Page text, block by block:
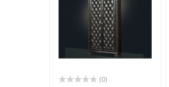
(0)